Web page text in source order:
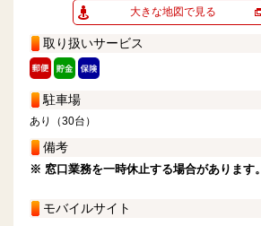
大きな地図で見る
取り扱いサービス
駐車場
あり（30台）
備考
※ 窓口業務を一時休止する場合があります。
モバイルサイト